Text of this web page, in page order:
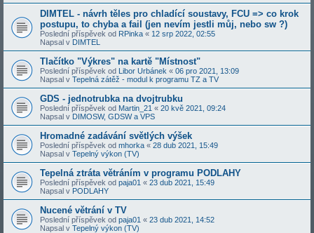
DIMTEL - návrh těles pro chladící soustavy, FCU => co krok
postupu, to chyba a fail (jen nevím jestli můj, nebo sw ?)
Poslední příspěvek od RPinka « 12 srp 2022, 02:55
Napsal v DIMTEL
Tlačítko "Výkres" na kartě "Místnost"
Poslední příspěvek od Libor Urbánek « 06 pro 2021, 13:09
Napsal v Tepelná zátěž - modul k programu TZ a TV
GDS - jednotrubka na dvojtrubku
Poslední příspěvek od Martin_21 « 20 kvě 2021, 09:24
Napsal v DIMOSW, GDSW a VPS
Hromadné zadávání světlých výšek
Poslední příspěvek od mhorka « 28 dub 2021, 15:49
Napsal v Tepelný výkon (TV)
Tepelná ztráta větráním v programu PODLAHY
Poslední příspěvek od paja01 « 23 dub 2021, 15:49
Napsal v PODLAHY
Nucené větrání v TV
Poslední příspěvek od paja01 « 23 dub 2021, 14:52
Napsal v Tepelný výkon (TV)